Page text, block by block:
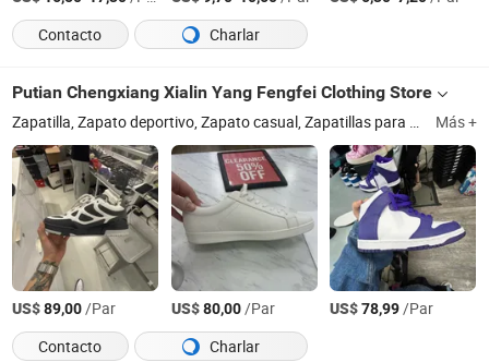
Contacto
Charlar
Putian Chengxiang Xialin Yang Fengfei Clothing Store
Zapatilla, Zapato deportivo, Zapato casual, Zapatillas para correr, Zapato de baloncesto, Zapato de seguridad, Zapato de dama, Zapato de fútbol, Zapatos personalizados, Zapato de moda Más +
US$89,00/Par US$80,00/Par US$78,99/Par
Contacto
Charlar